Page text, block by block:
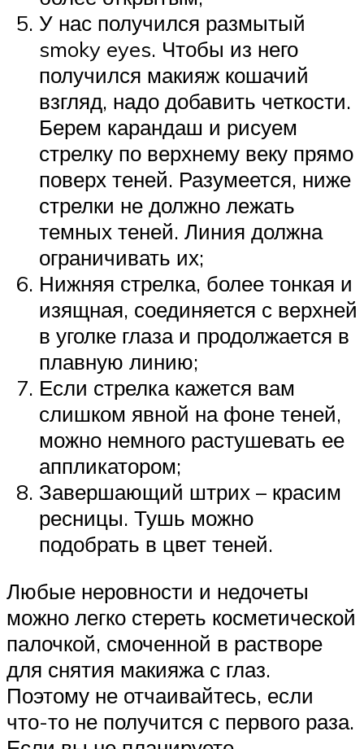
У нас получился размытый
smoky eyes. Чтобы из него
получился макияж кошачий
взгляд, надо добавить четкости.
Берем карандаш и рисуем
стрелку по верхнему веку прямо
поверх теней. Разумеется, ниже
стрелки не должно лежать
темных теней. Линия должна
ограничивать их;
Нижняя стрелка, более тонкая и
изящная, соединяется с верхней
в уголке глаза и продолжается в
плавную линию;
Если стрелка кажется вам
слишком явной на фоне теней,
можно немного растушевать ее
аппликатором;
Завершающий штрих – красим
ресницы. Тушь можно
подобрать в цвет теней.
Любые неровности и недочеты
можно легко стереть косметической
палочкой, смоченной в растворе
для снятия макияжа с глаз.
Поэтому не отчаивайтесь, если
что-то не получится с первого раза.